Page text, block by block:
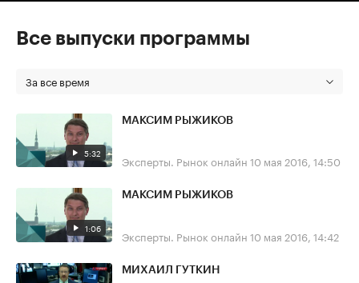
Все выпуски программы
За все время
5:32
МАКСИМ РЫЖИКОВ
Эксперты. Рынок онлайн 10 мая 2016, 14:50
1:06
МАКСИМ РЫЖИКОВ
Эксперты. Рынок онлайн 10 мая 2016, 14:42
МИХАИЛ ГУТКИН